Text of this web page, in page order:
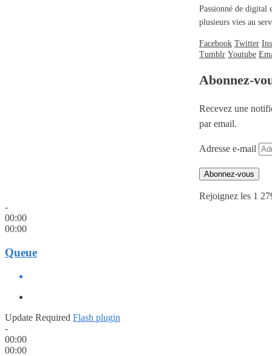
Passionné de digital
plusieurs vies au
Facebook Twitter
Tumblr Youtube
Abonnez-
Recevez une
par email.
Adresse e-mail
Abonnez-vous
Rejoignez les 1
-
00:00
00:00
Queue
Update Required Flash plugin
-
00:00
00:00